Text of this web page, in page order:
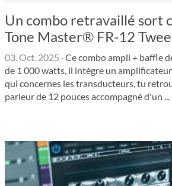
Un combo retravaillé sort
Tone Master® FR-12
03. Oct. 2025 ·Ce combo ampli + baffle
de 1 000 watts, il intègre un amplificateur
qui concernes les transducteurs, tu
parleur de 12 pouces accompagné d'un ...